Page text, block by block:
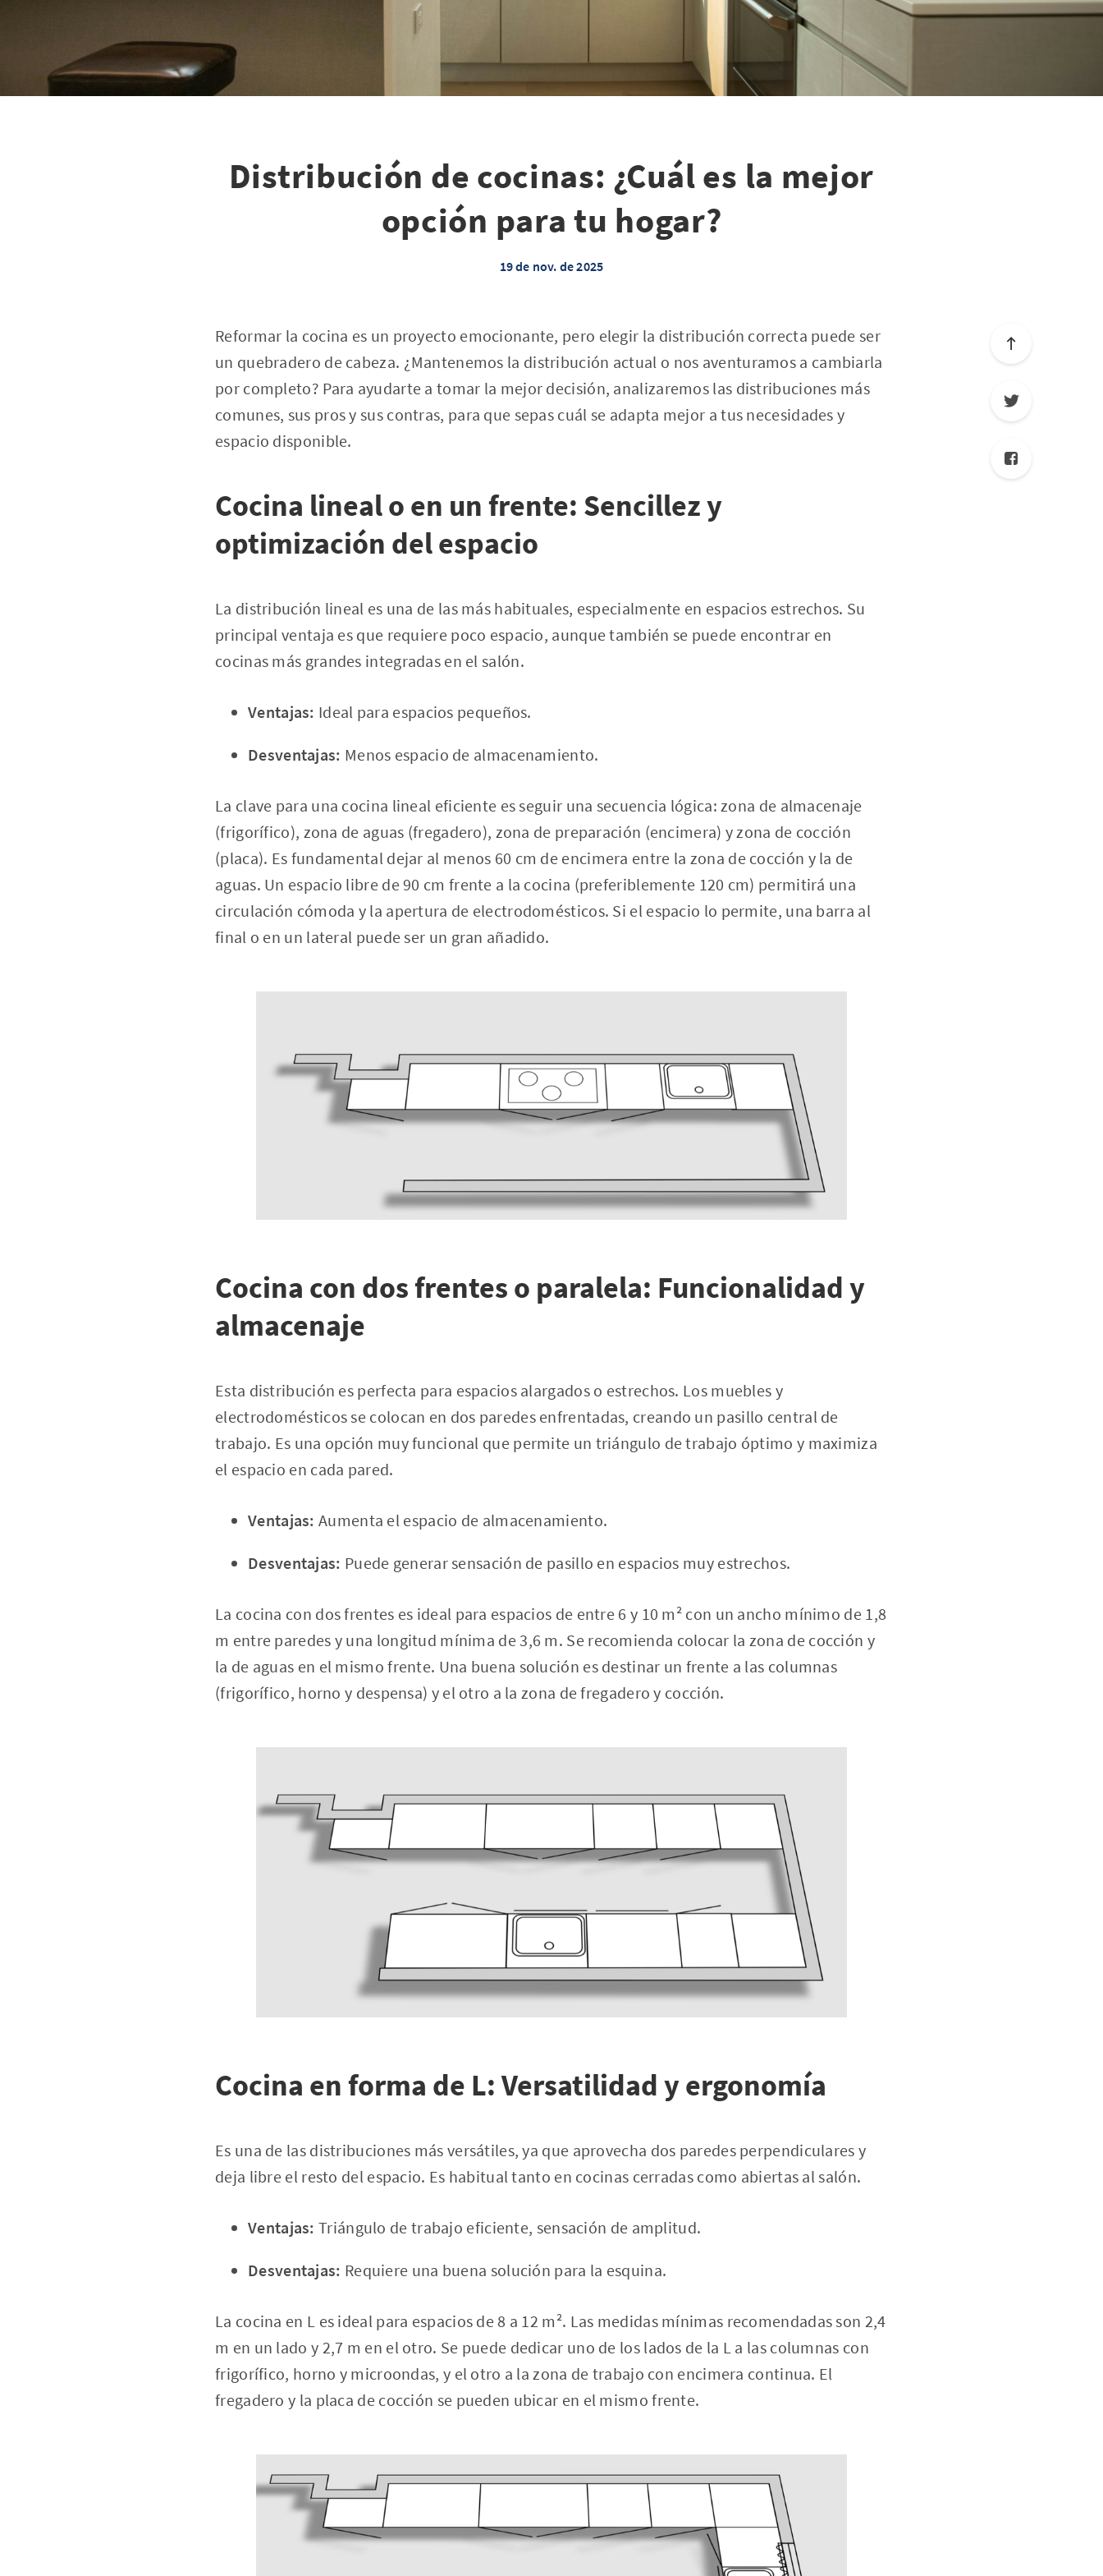
Distribución de cocinas: ¿Cuál es la mejor
opción para tu hogar?
19 de nov. de 2025
Reformar la cocina es un proyecto emocionante, pero elegir la distribución correcta puede ser
un quebradero de cabeza. ¿Mantenemos la distribución actual o nos aventuramos a cambiarla
por completo? Para ayudarte a tomar la mejor decisión, analizaremos las distribuciones más
comunes, sus pros y sus contras, para que sepas cuál se adapta mejor a tus necesidades y
espacio disponible.
Cocina lineal o en un frente: Sencillez y
optimización del espacio
La distribución lineal es una de las más habituales, especialmente en espacios estrechos. Su
principal ventaja es que requiere poco espacio, aunque también se puede encontrar en
cocinas más grandes integradas en el salón.
Ventajas: Ideal para espacios pequeños.
Desventajas: Menos espacio de almacenamiento.
La clave para una cocina lineal eficiente es seguir una secuencia lógica: zona de almacenaje
(frigorífico), zona de aguas (fregadero), zona de preparación (encimera) y zona de cocción
(placa). Es fundamental dejar al menos 60 cm de encimera entre la zona de cocción y la de
aguas. Un espacio libre de 90 cm frente a la cocina (preferiblemente 120 cm) permitirá una
circulación cómoda y la apertura de electrodomésticos. Si el espacio lo permite, una barra al
final o en un lateral puede ser un gran añadido.
Cocina con dos frentes o paralela: Funcionalidad y
almacenaje
Esta distribución es perfecta para espacios alargados o estrechos. Los muebles y
electrodomésticos se colocan en dos paredes enfrentadas, creando un pasillo central de
trabajo. Es una opción muy funcional que permite un triángulo de trabajo óptimo y maximiza
el espacio en cada pared.
Ventajas: Aumenta el espacio de almacenamiento.
Desventajas: Puede generar sensación de pasillo en espacios muy estrechos.
La cocina con dos frentes es ideal para espacios de entre 6 y 10 m² con un ancho mínimo de 1,8
m entre paredes y una longitud mínima de 3,6 m. Se recomienda colocar la zona de cocción y
la de aguas en el mismo frente. Una buena solución es destinar un frente a las columnas
(frigorífico, horno y despensa) y el otro a la zona de fregadero y cocción.
Cocina en forma de L: Versatilidad y ergonomía
Es una de las distribuciones más versátiles, ya que aprovecha dos paredes perpendiculares y
deja libre el resto del espacio. Es habitual tanto en cocinas cerradas como abiertas al salón.
Ventajas: Triángulo de trabajo eficiente, sensación de amplitud.
Desventajas: Requiere una buena solución para la esquina.
La cocina en L es ideal para espacios de 8 a 12 m². Las medidas mínimas recomendadas son 2,4
m en un lado y 2,7 m en el otro. Se puede dedicar uno de los lados de la L a las columnas con
frigorífico, horno y microondas, y el otro a la zona de trabajo con encimera continua. El
fregadero y la placa de cocción se pueden ubicar en el mismo frente.